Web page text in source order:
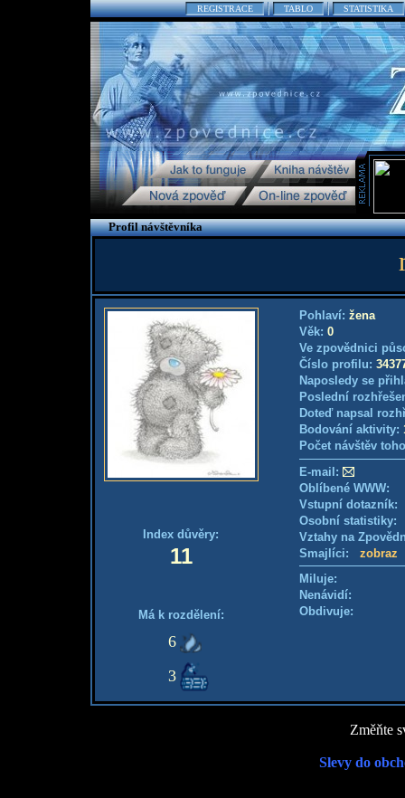
REGISTRACE TABLO STATISTIKA
Profil návštěvníka
Index důvěry:
11
Má k rozdělení:
6
3
Pohlaví: žena
Věk: 0
Ve zpovědnici
Číslo profilu:
Naposledy se
Poslední
Doteď napsal
Bodování aktivity:
Počet návštěv
E-mail:
Oblíbené WWW:
Vstupní
Osobní
Vztahy na
Smajlíci: zobraz
Miluje:
Nenávidí:
Obdivuje:
Změňte
Slevy do